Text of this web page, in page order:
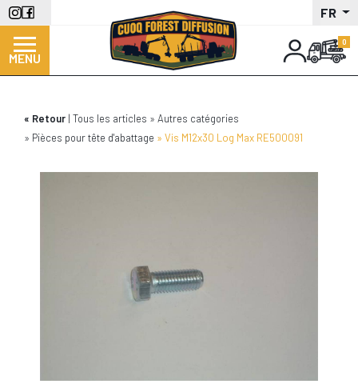
Aller
au
contenu
principal
FR
MENU
Retour Tous les articles
Autres catégories
Pièces pour tête d'abattage
Vis M12x30 Log Max RE500091